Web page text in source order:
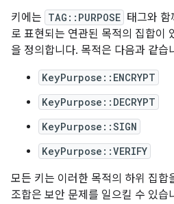
키에는 TAG::PURPOSE 태그와
로 표현되는 연관된 목적의 집합이
을 정의합니다. 목적은 다음과 같습
KeyPurpose::ENCRYPT
KeyPurpose::DECRYPT
KeyPurpose::SIGN
KeyPurpose::VERIFY
모든 키는 이러한 목적의 하위 집합
조합은 보안 문제를 일으킬 수 있습